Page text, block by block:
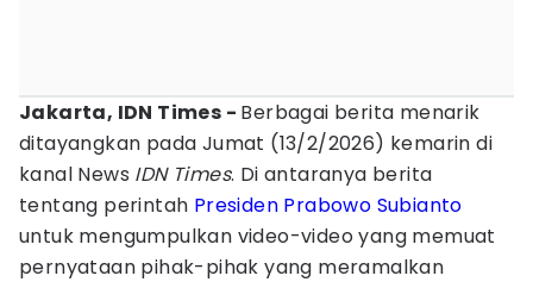
Jakarta, IDN Times - Berbagai berita menarik
ditayangkan pada Jumat (13/2/2026) kemarin di
kanal News IDN Times. Di antaranya berita
tentang perintah Presiden Prabowo Subianto
untuk mengumpulkan video-video yang memuat
pernyataan pihak-pihak yang meramalkan